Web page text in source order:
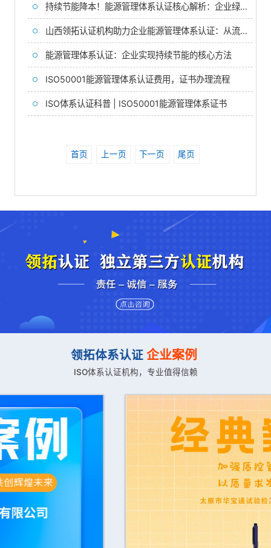
持续节能降本！能源管理体系认证核心解析：企业绿色发展的必选项
山西领拓认证机构助力企业能源管理体系认证：从流程到价值的全解析
能源管理体系认证：企业实现持续节能的核心方法
ISO50001能源管理体系认证费用，证书办理流程
ISO体系认证科普 | ISO50001能源管理体系证书
首页 上一页 下一页 尾页
领拓体系认证 企业案例
ISO体系认证机构，专业值得信赖